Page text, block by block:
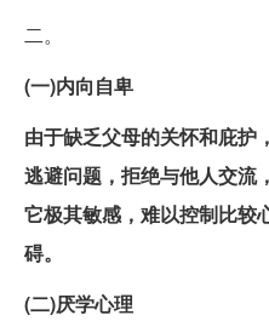
二。
(一)内向自卑
由于缺乏父母的关怀和庇护
逃避问题，拒绝与他人交流
它极其敏感，难以控制比较
碍。
(二)厌学心理